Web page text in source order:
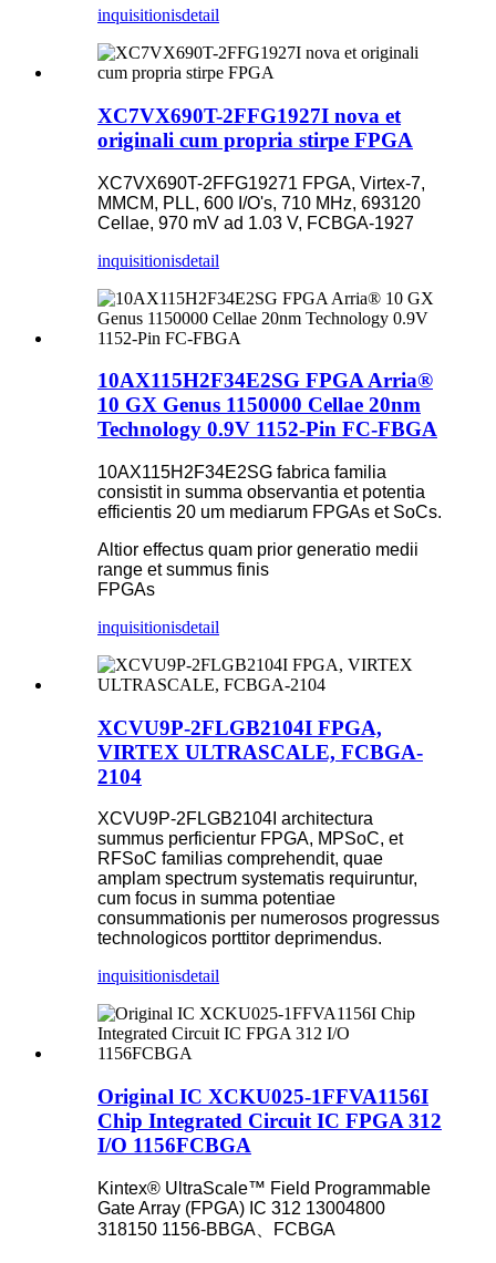
inquisitionisdetail
XC7VX690T-2FFG1927I nova et
originali cum propria stirpe FPGA
XC7VX690T-2FFG19271 FPGA, Virtex-7,
MMCM, PLL, 600 I/O's, 710 MHz, 693120
Cellae, 970 mV ad 1.03 V, FCBGA-1927
inquisitionisdetail
10AX115H2F34E2SG FPGA Arria®
10 GX Genus 1150000 Cellae 20nm
Technology 0.9V 1152-Pin FC-FBGA
10AX115H2F34E2SG fabrica familia
consistit in summa observantia et potentia
efficientis 20 um mediarum FPGAs et SoCs.
Altior effectus quam prior generatio medii
range et summus finis
FPGAs
inquisitionisdetail
XCVU9P-2FLGB2104I FPGA,
VIRTEX ULTRASCALE, FCBGA-
2104
XCVU9P-2FLGB2104I architectura
summus perficientur FPGA, MPSoC, et
RFSoC familias comprehendit, quae
amplam spectrum systematis requiruntur,
cum focus in summa potentiae
consummationis per numerosos progressus
technologicos porttitor deprimendus.
inquisitionisdetail
Original IC XCKU025-1FFVA1156I
Chip Integrated Circuit IC FPGA 312
I/O 1156FCBGA
Kintex® UltraScale™ Field Programmable
Gate Array (FPGA) IC 312 13004800
318150 1156-BBGA、FCBGA